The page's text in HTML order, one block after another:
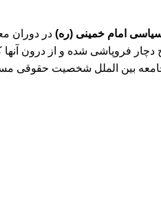
امام خمینی (ره) در دوران
دچار فروپاشی شده و از درون
بین الملل شخصیت حقوقی